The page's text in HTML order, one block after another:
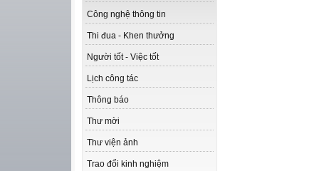
Công nghệ thông tin
Thi đua - Khen thưởng
Người tốt - Việc tốt
Lịch công tác
Thông báo
Thư mời
Thư viện ảnh
Trao đổi kinh nghiệm